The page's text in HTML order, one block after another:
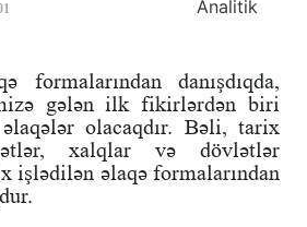
Analitik
formalarından danışdıqda,
gələn ilk fikirlərdən biri
olacaqdır. Bəli, tarix
xalqlar və dövlətlər
işlədilən əlaqə formalarından